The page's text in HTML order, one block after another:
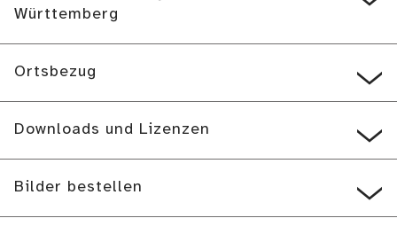
Württemberg
Ortsbezug
Downloads und Lizenzen
Bilder bestellen